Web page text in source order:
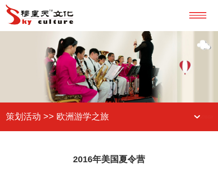
策划活动 >> 欧洲游学之旅
2016年美国夏令营